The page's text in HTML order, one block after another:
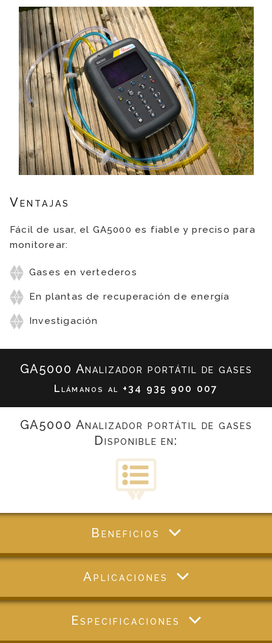
Ventajas
Fácil de usar, el GA5000 es fiable y preciso para
monitorear:
Gases en vertederos
En plantas de recuperación de energía
Investigación
GA5000 Analizador portátil de gases
Llámanos al +34 935 900 007
GA5000 Analizador portátil de gases
Disponible en:
Beneficios
Aplicaciones
Especificaciones